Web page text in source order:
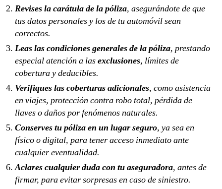
Revises la carátula de la póliza, asegurándote de que
tus datos personales y los de tu automóvil sean
correctos.
Leas las condiciones generales de la póliza, prestando
especial atención a lasexclusiones, límites de
cobertura y deducibles.
Verifiques las coberturas adicionales, como asistencia
en viajes, protección contra robo total, pérdida de
llaves o daños por fenómenos naturales.
Conserves tu póliza en un lugar seguro, ya sea en
físico o digital, para tener acceso inmediato ante
cualquier eventualidad.
Aclares cualquier duda con tu aseguradora, antes de
firmar, para evitar sorpresas en caso de siniestro.